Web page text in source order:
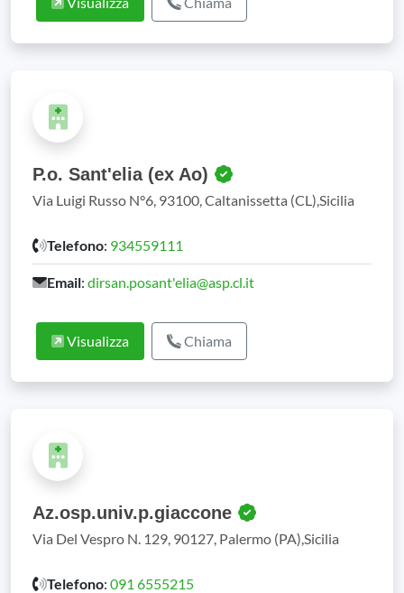
P.o. Sant'elia (ex Ao)
Via Luigi Russo N°6, 93100, Caltanissetta (CL),Sicilia
Telefono: 934559111
Email: dirsan.posant'elia@asp.cl.it
Visualizza Chiama
Az.osp.univ.p.giaccone
Via Del Vespro N. 129, 90127, Palermo (PA),Sicilia
Telefono: 091 6555215